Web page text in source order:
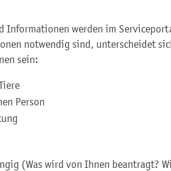
Informationen werden im
notwendig sind, unterscheidet
sein:
Person
(Was wird von Ihnen beantragt?